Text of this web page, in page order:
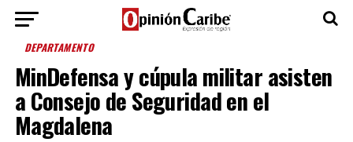
DEPARTAMENTO
MinDefensa y cúpula militar asisten
a Consejo de Seguridad en el
Magdalena